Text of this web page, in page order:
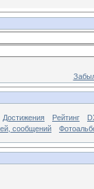
Достижения Рейтинг
сообщений